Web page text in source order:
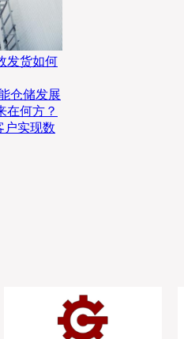
人智能交通管理系统，其
统。通过无线局域网络与
客户可以从系统界面实时
等情况，还可以自动或手
要，木牛流马也可以增加
出现异常时，调度系统
多样化的AGV交通管制控
的变动，保证了24h运行
提升整个车间的智能化搬
发货如何
仓储发展
在何方？
户实现数